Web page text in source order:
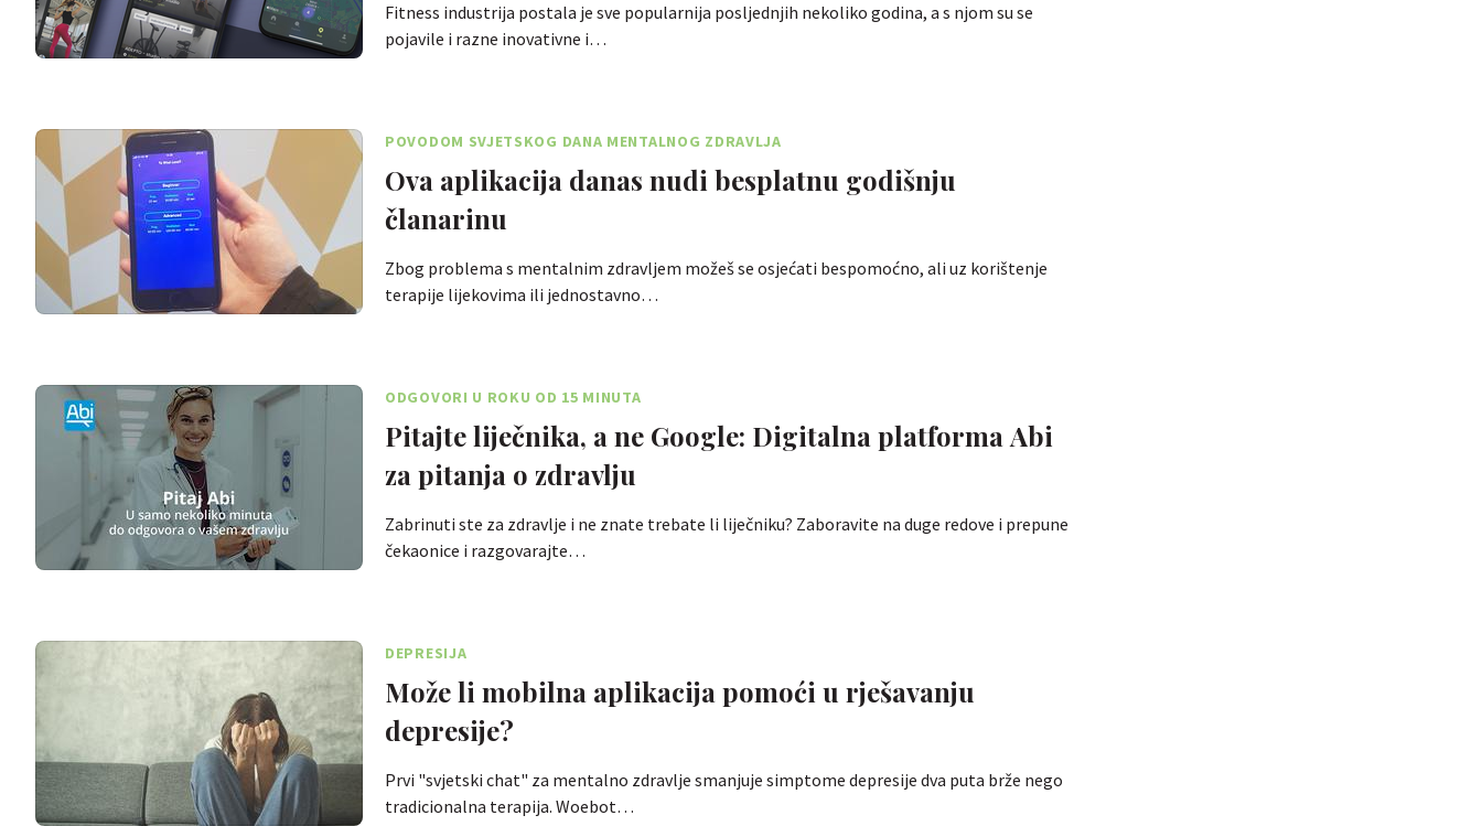
Fitness industrija postala je sve popularnija posljednjih nekoliko godina, a s njom su se
pojavile i razne inovativne i…
POVODOM SVJETSKOG DANA MENTALNOG ZDRAVLJA
Ova aplikacija danas nudi besplatnu godišnju
članarinu
Zbog problema s mentalnim zdravljem možeš se osjećati bespomoćno, ali uz korištenje
terapije lijekovima ili jednostavno…
ODGOVORI U ROKU OD 15 MINUTA
Pitajte liječnika, a ne Google: Digitalna platforma Abi
za pitanja o zdravlju
Zabrinuti ste za zdravlje i ne znate trebate li liječniku? Zaboravite na duge redove i prepune
čekaonice i razgovarajte…
DEPRESIJA
Može li mobilna aplikacija pomoći u rješavanju
depresije?
Prvi "svjetski chat" za mentalno zdravlje smanjuje simptome depresije dva puta brže nego
tradicionalna terapija. Woebot…